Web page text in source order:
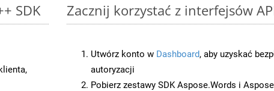
SDK Zacznij korzystać z interfejsów
Utwórz konto w Dashboard, aby uzyskać
autoryzacji
Pobierz zestawy SDK Aspose.Words i